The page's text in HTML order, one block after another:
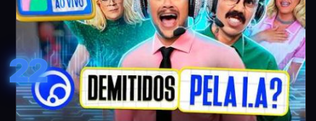
22